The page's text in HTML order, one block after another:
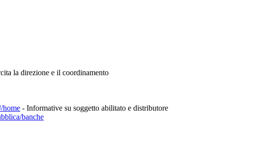
la direzione e il coordinamento
home - Informative su soggetto abilitato e distributore
banche